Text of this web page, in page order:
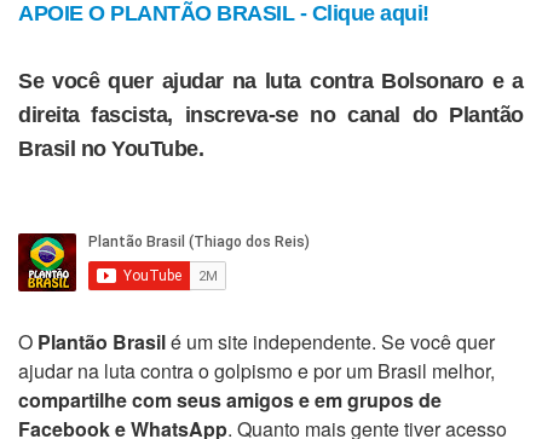
APOIE O PLANTÃO BRASIL - Clique aqui!
Se você quer ajudar na luta contra Bolsonaro e a
direita fascista, inscreva-se no canal do Plantão
Brasil no YouTube.
O Plantão Brasilé um site independente. Se você quer
ajudar na luta contra o golpismo e por um Brasil melhor,
compartilhe com seus amigos e em grupos de
Facebook e WhatsApp. Quanto mais gente tiver acesso